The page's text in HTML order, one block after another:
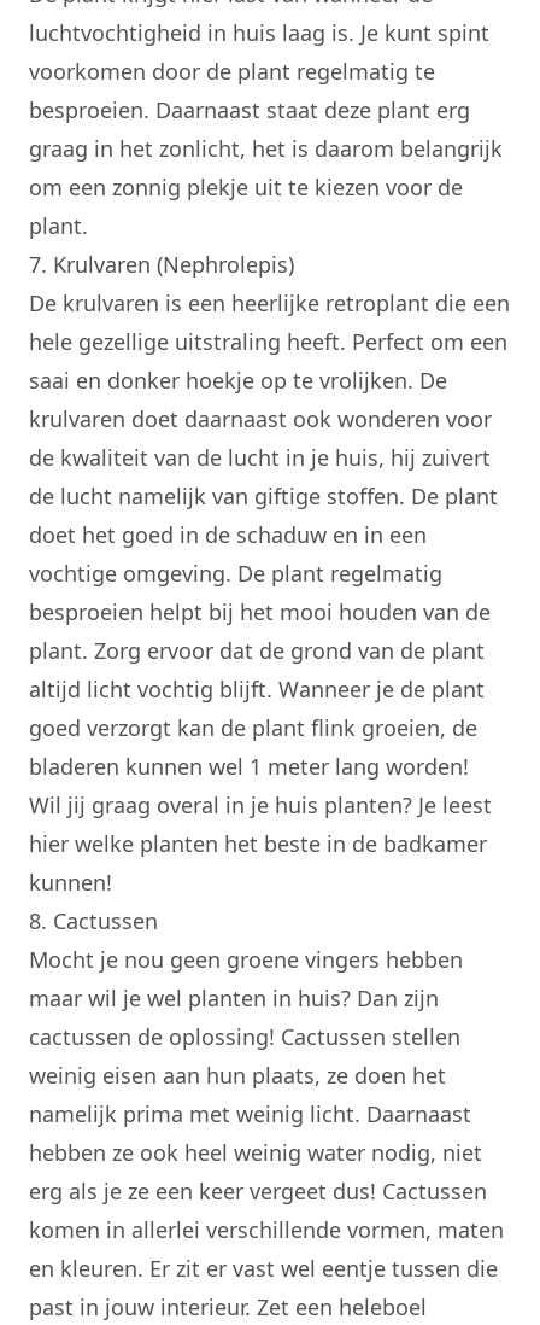
luchtvochtigheid in huis laag is. Je kunt spint
voorkomen door de plant regelmatig te
besproeien. Daarnaast staat deze plant erg
graag in het zonlicht, het is daarom belangrijk
om een zonnig plekje uit te kiezen voor de
plant.
7. Krulvaren (Nephrolepis)
De krulvaren is een heerlijke retroplant die een
hele gezellige uitstraling heeft. Perfect om een
saai en donker hoekje op te vrolijken. De
krulvaren doet daarnaast ook wonderen voor
de kwaliteit van de lucht in je huis, hij zuivert
de lucht namelijk van giftige stoffen. De plant
doet het goed in de schaduw en in een
vochtige omgeving. De plant regelmatig
besproeien helpt bij het mooi houden van de
plant. Zorg ervoor dat de grond van de plant
altijd licht vochtig blijft. Wanneer je de plant
goed verzorgt kan de plant flink groeien, de
bladeren kunnen wel 1 meter lang worden!
Wil jij graag overal in je huis planten? Je leest
hier welke planten het beste in de badkamer
kunnen!
8. Cactussen
Mocht je nou geen groene vingers hebben
maar wil je wel planten in huis? Dan zijn
cactussen de oplossing! Cactussen stellen
weinig eisen aan hun plaats, ze doen het
namelijk prima met weinig licht. Daarnaast
hebben ze ook heel weinig water nodig, niet
erg als je ze een keer vergeet dus! Cactussen
komen in allerlei verschillende vormen, maten
en kleuren. Er zit er vast wel eentje tussen die
past in jouw interieur. Zet een heleboel